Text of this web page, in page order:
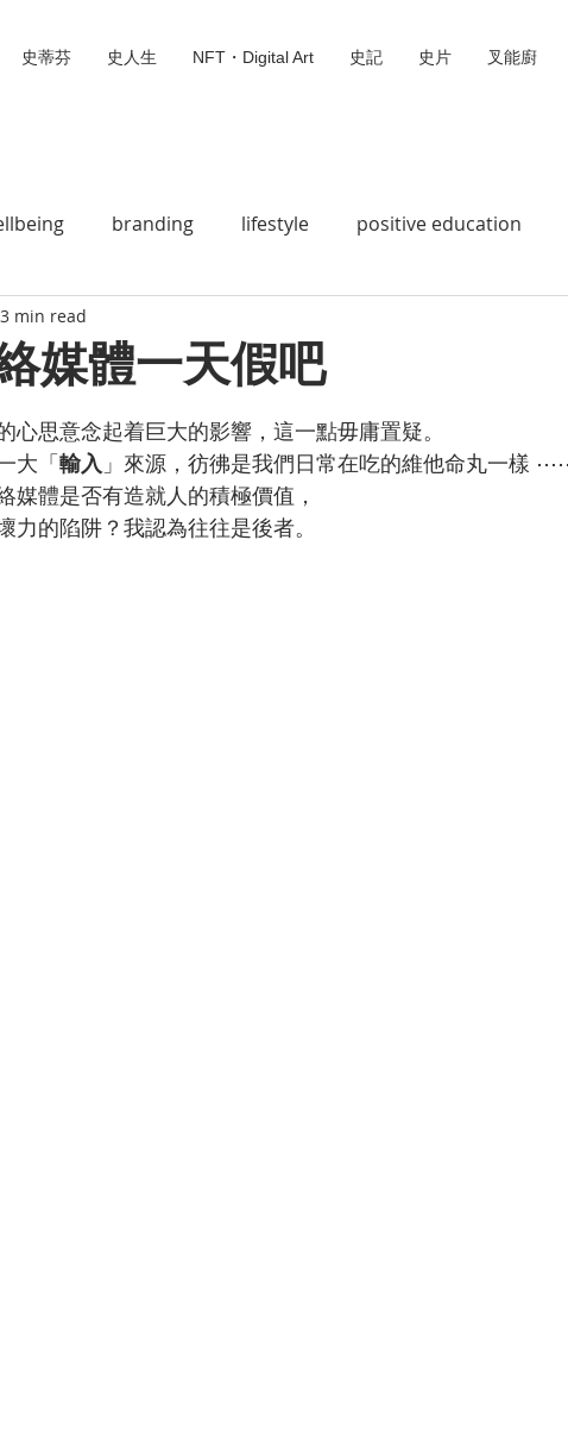
史蒂芬 史人生 NFT・Digital Art 史記 史片 叉能廚
branding lifestyle positive education
芬 Social Wedia
Jesus loves you
Art 叉能廚 無標題類別
媒體一天假吧
3 min read
心思意念起着巨大的影響，這一點毋庸置疑。
大「輸入 」來源，彷彿是我們日常在吃的維他命丸一樣
媒體是否有造就人的積極價值，
力的陷阱？我認為往往是後者。